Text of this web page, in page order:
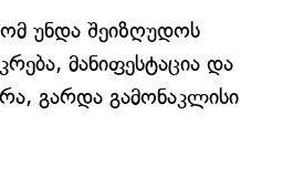
უნდა შეიზღუდოს
მანიფესტაცია და
გარდა გამონაკლისი